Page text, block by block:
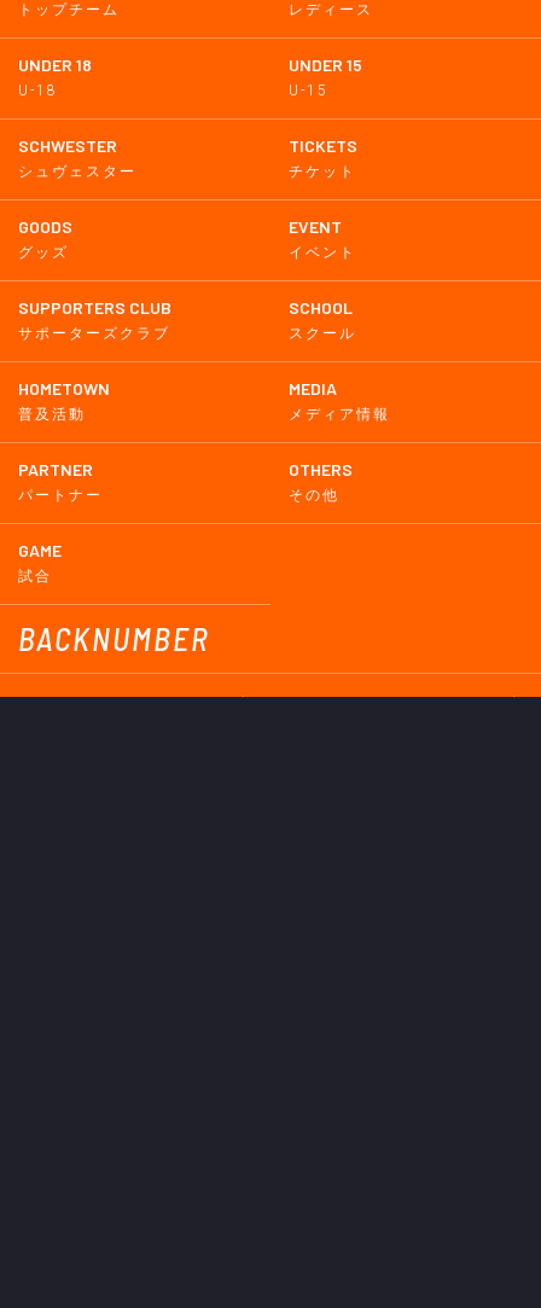
トップチーム レディース
UNDER 18
U-18
UNDER 15
U-15
SCHWESTER
シュヴェスター
TICKETS
チケット
GOODS
グッズ
EVENT
イベント
SUPPORTERS CLUB
サポーターズクラブ
SCHOOL
スクール
HOMETOWN
普及活動
MEDIA
メディア情報
PARTNER
パートナー
OTHERS
その他
GAME
試合
BACKNUMBER
2026
2025